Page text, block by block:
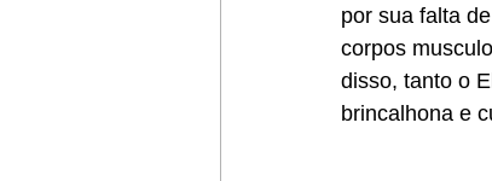
por sua falta
corpos
disso, tanto o
brincalhona e